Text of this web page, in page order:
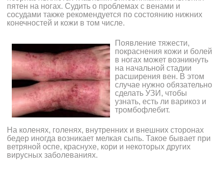
пятен на ногах. Судить о проблемах с венами и
сосудами также рекомендуется по состоянию нижних
конечностей и кожи в том числе.
Появление тяжести,
покраснения кожи и болей
в ногах может возникнуть
на начальной стадии
расширения вен. В этом
случае нужно обязательно
сделать УЗИ, чтобы
узнать, есть ли варикоз и
тромбофлебит.
На коленях, голенях, внутренних и внешних сторонах
бедер иногда возникает мелкая сыпь. Такое бывает при
ветряной оспе, краснухе, кори и некоторых других
вирусных заболеваниях.